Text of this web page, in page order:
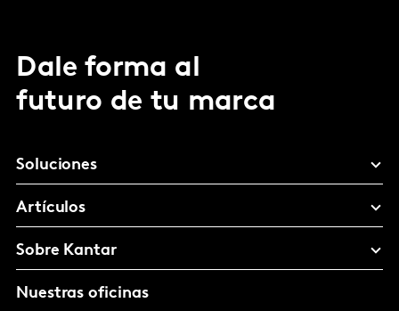
Dale forma al
futuro de tu marca
Soluciones
Artículos
Sobre Kantar
Nuestras oficinas